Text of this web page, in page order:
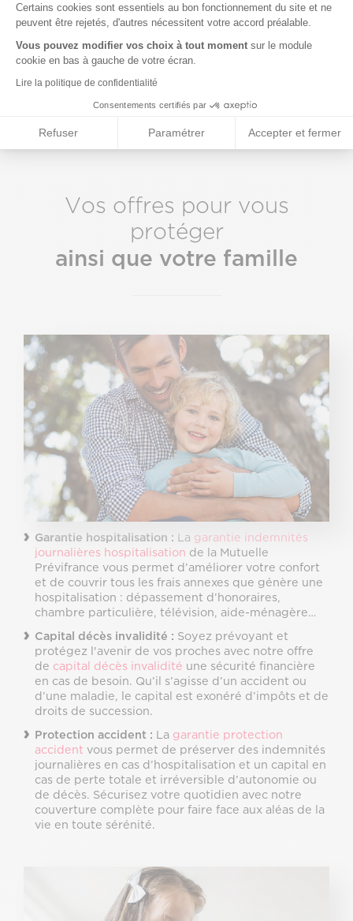
Certains cookies sont essentiels au bon fonctionnement du site et ne
peuvent être rejetés, d'autres nécessitent votre accord préalable.
Vous pouvez modifier vos choix à tout moment sur le module
cookie en bas à gauche de votre écran.
Lire la politique de confidentialité
Consentements certifiés par
Refuser Paramétrer Accepter et fermer
octroyée par la Mairie et d’une agence
Prévifrance située au cœur de Paris
obligatoire des collectivités territoriales.
Vos offres pour vous
protéger
ainsi que votre famille
Garantie hospitalisation : La garantie indemnités
journalières hospitalisation de la Mutuelle
Prévifrance vous permet d’améliorer votre confort
et de couvrir tous les frais annexes que génère une
hospitalisation : dépassement d’honoraires,
chambre particulière, télévision, aide-ménagère…
Capital décès invalidité : Soyez prévoyant et
protégez l'avenir de vos proches avec notre offre
de capital décès invalidité une sécurité financière
en cas de besoin. Qu’il s’agisse d’un accident ou
d’une maladie, le capital est exonéré d’impôts et de
droits de succession.
Protection accident : La garantie protection
accident vous permet de préserver des indemnités
journalières en cas d’hospitalisation et un capital en
cas de perte totale et irréversible d’autonomie ou
de décès. Sécurisez votre quotidien avec notre
couverture complète pour faire face aux aléas de la
vie en toute sérénité.